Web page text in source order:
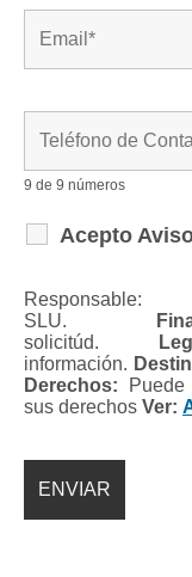
9 de 9 números
Acepto
SLU.
solicitúd.
información.
Derechos: Puede
sus derechos Ver: